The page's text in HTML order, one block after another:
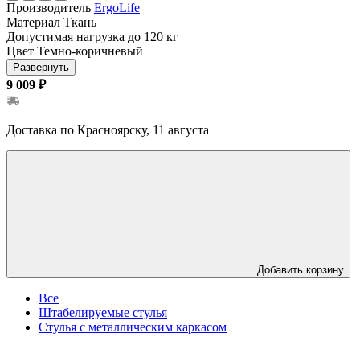
Производитель ErgoLife
Материал Ткань
Допустимая нагрузка до 120 кг
Цвет Темно-коричневый
Развернуть
9 009 ₽
Доставка по Красноярску, 11 августа
Добавить корзину
Все
Штабелируемые стулья
Стулья с металлическим каркасом